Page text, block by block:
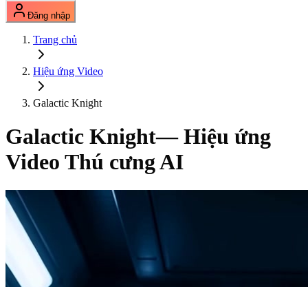
Đăng nhập
Trang chủ
Hiệu ứng Video
Galactic Knight
Galactic Knight— Hiệu ứng
Video Thú cưng AI